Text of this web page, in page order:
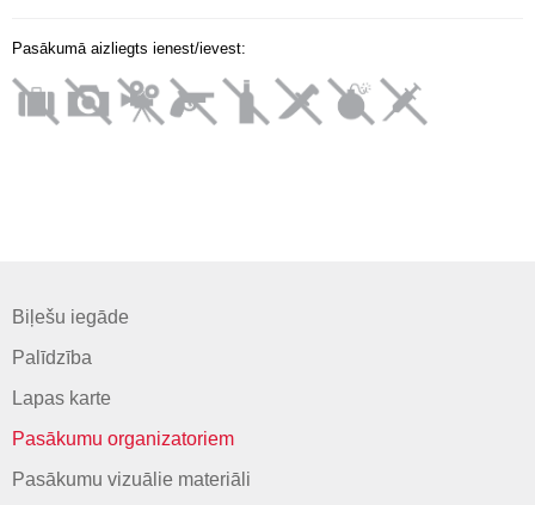
Pasākumā aizliegts ienest/ievest:
Biļešu iegāde
Palīdzība
Lapas karte
Pasākumu organizatoriem
Pasākumu vizuālie materiāli